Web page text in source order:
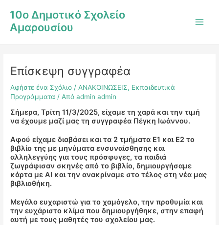
στο
περιεχόμενο
10ο Δημοτικό Σχολείο
Αμαρουσίου
Επίσκεψη συγγραφέα
Αφήστε ένα Σχόλιο / ΑΝΑΚΟΙΝΩΣΕΙΣ, Εκπαιδευτικά
Προγράμματα / Απόadmin admin
Σήμερα, Τρίτη 11/3/2025, είχαμε τη χαρά και την τιμή
να έχουμε μαζί μας τη συγγραφέα Πέγκη Ιωάννου.
Αφού είχαμε διαβάσει και τα 2 τμήματα Ε1 και Ε2 το
βιβλίο της με μηνύματα ενσυναίσθησης και
αλληλεγγύης για τους πρόσφυγες, τα παιδιά
ζωγράφισαν σκηνές από το βιβλίο, δημιουργήσαμε
κάρτα με ΑΙ και την ανακρίναμε στο τέλος στη νέα μας
βιβλιοθήκη.
Μεγάλο ευχαριστώ για το χαμόγελο, την προθυμία και
την ευχάριστο κλίμα που δημιουργήθηκε, στην επαφή
αυτή με τους μαθητές του σχολείου μας.
navigation